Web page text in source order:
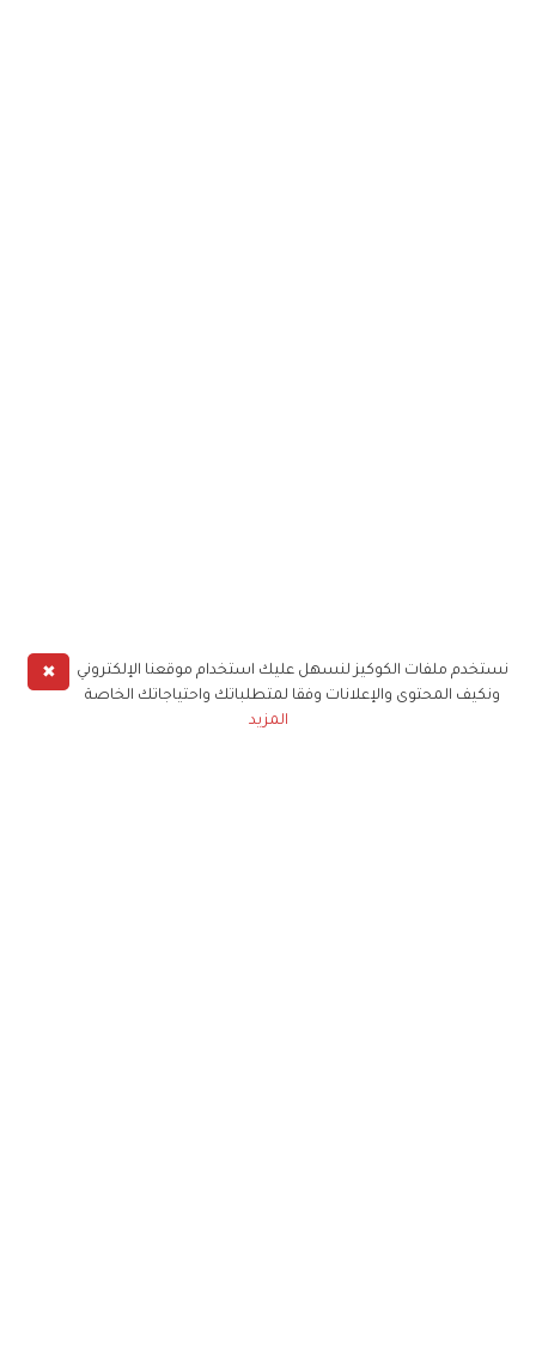
✖
نستخدم ملفات الكوكيز لنسهل عليك استخدام موقعنا الإلكتروني
ونكيف المحتوى والإعلانات وفقا لمتطلباتك واحتياجاتك الخاصة
المزيد